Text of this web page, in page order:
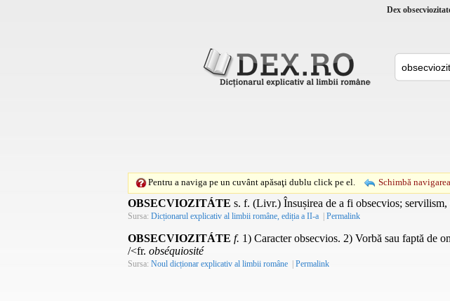
Dex
Pentru a naviga pe un cuvânt apăsaţi dublu click pe el. Schimbă
OBSECVIOZITÁTE s. f. (Livr.) Însușirea de a fi obsecvios;
Sursa: Dicționarul explicativ al limbii române, ediția a II-a | Permalink
OBSECVIOZITÁTE f. 1) Caracter obsecvios. 2) Vorbă sau faptă de
/<fr. obséquiosité
Sursa: Noul dicționar explicativ al limbii române | Permalink